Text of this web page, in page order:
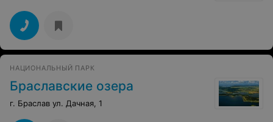
НАЦИОНАЛЬНЫЙ ПАРК
Браславские озера
г. Браслав ул. Дачная, 1